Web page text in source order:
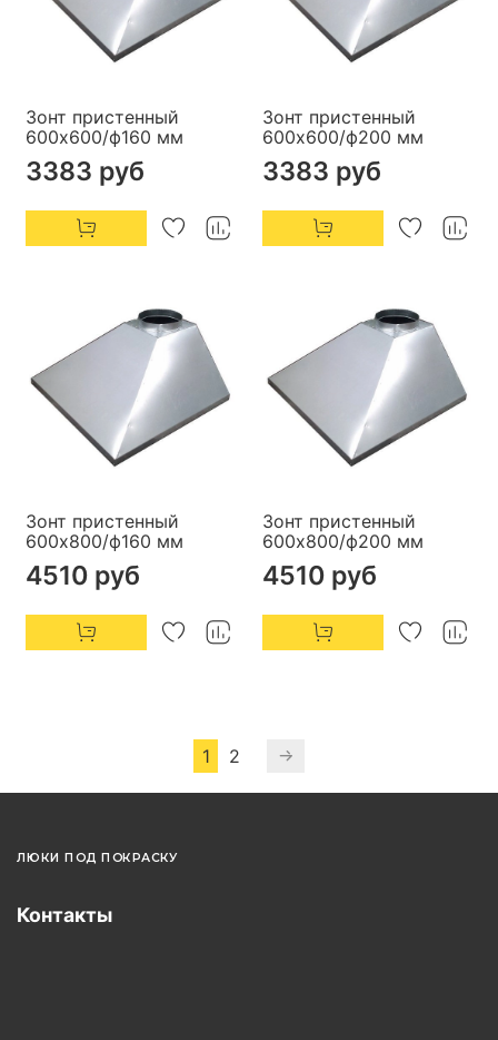
Зонт пристенный
600х600/ф160 мм
3383 руб
Зонт пристенный
600х600/ф200 мм
3383 руб
Зонт пристенный
600х800/ф160 мм
4510 руб
Зонт пристенный
600х800/ф200 мм
4510 руб
1 2
ЛЮКИ ПОД ПОКРАСКУ
Контакты